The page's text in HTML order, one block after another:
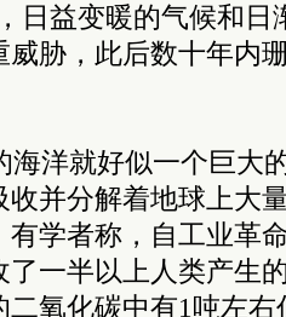
日益变暖的气候和日
胁，此后数十年内
海洋就好似一个巨大
收并分解着地球上大
学者称，自工业革
了一半以上人类产生
氧化碳中有1吨左